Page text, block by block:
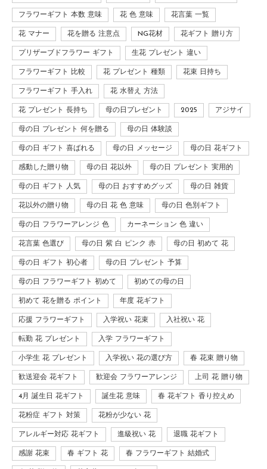
フラワーギフト 本数 意味 花 色 意味 花言葉 一覧
花 マナー 花を贈る 注意点 NG花材 花ギフト 贈り方
プリザーブドフラワー ギフト 生花 プレゼント 違い
フラワーギフト 比較 花 プレゼント 種類 花束 日持ち
フラワーギフト 手入れ 花 水替え 方法
花 プレゼント 長持ち 母の日プレゼント 2025 アジサイ
母の日 プレゼント 何を贈る 母の日 体験談
母の日 ギフト 喜ばれる 母の日 メッセージ 母の日 花ギフト
感動した贈り物 母の日 花以外 母の日 プレゼント 実用的
母の日 ギフト 人気 母の日 おすすめグッズ 母の日 雑貨
花以外の贈り物 母の日 花 色 意味 母の日 色別ギフト
母の日 フラワーアレンジ 色 カーネーション 色 違い
花言葉 色選び 母の日 紫 白 ピンク 赤 母の日 初めて 花
母の日 ギフト 初心者 母の日 プレゼント 予算
母の日 フラワーギフト 初めて 初めての母の日
初めて 花を贈る ポイント 年度 花ギフト
応援 フラワーギフト 入学祝い 花束 入社祝い 花
転勤 花 プレゼント 入学 フラワーギフト
小学生 花 プレゼント 入学祝い 花の選び方 春 花束 贈り物
歓送迎会 花ギフト 歓迎会 フラワーアレンジ 上司 花 贈り物
4月 誕生日 花ギフト 誕生花 意味 春 花ギフト 香り控えめ
花粉症 ギフト 対策 花粉が少ない 花
アレルギー対応 花ギフト 進級祝い 花 退職 花ギフト
感謝 花束 春 ギフト 花 春 フラワーギフト 結婚式